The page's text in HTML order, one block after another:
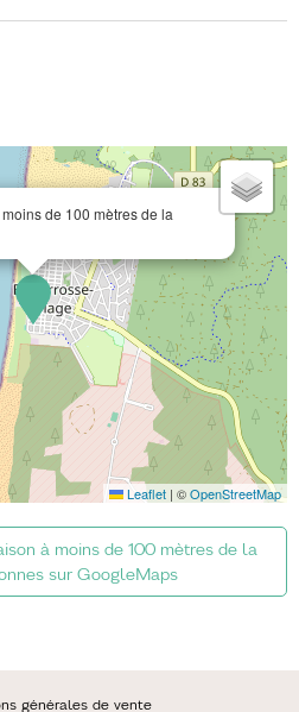
de 100 mètres de la
Leaflet | ©OpenStreetMap
à moins de 100 mètres de la
sur GoogleMaps
générales de vente